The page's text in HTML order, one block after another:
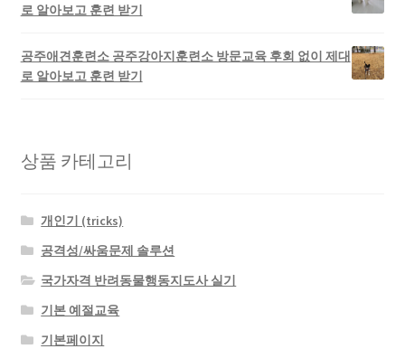
로 알아보고 훈련 받기
공주애견훈련소 공주강아지훈련소 방문교육 후회 없이 제대
로 알아보고 훈련 받기
상품 카테고리
개인기 (tricks)
공격성/싸움문제 솔루션
국가자격 반려동물행동지도사 실기
기본 예절교육
기본페이지